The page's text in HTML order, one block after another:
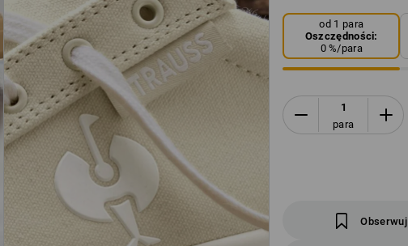
od 1 para
Oszczędności:
0%/para
para
Obserwuj